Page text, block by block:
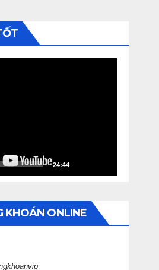
24:44
KHOÁN ONLINE